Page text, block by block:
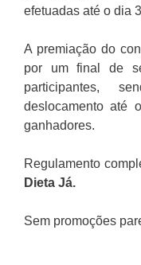
efetuadas até o dia
A premiação do
por um final de
participantes,
deslocamento até
ganhadores.
Regulamento
Dieta Já.
Sem promoções